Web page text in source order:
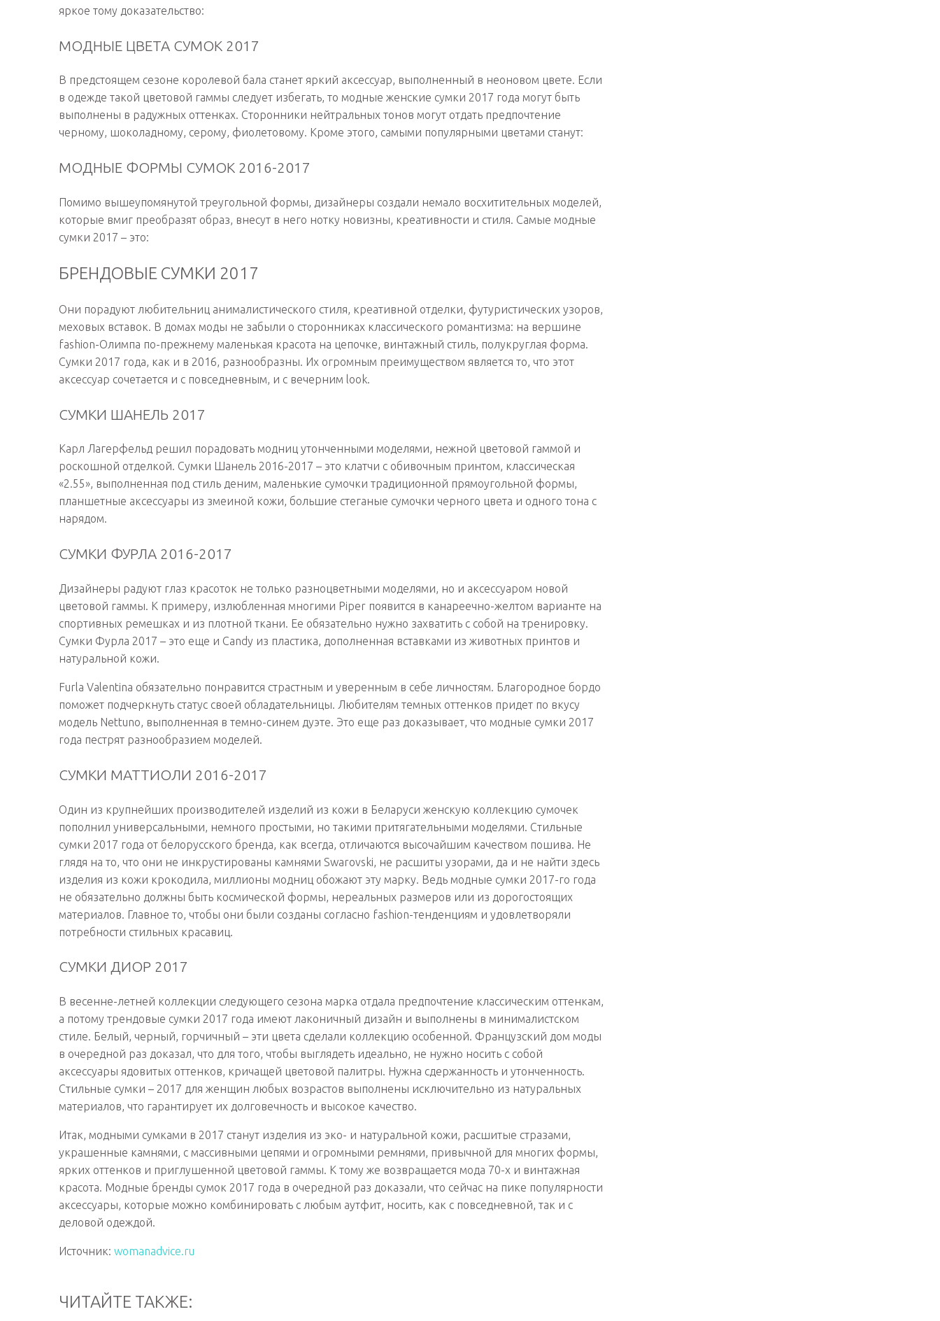
яркое тому доказательство:
МОДНЫЕ ЦВЕТА СУМОК 2017
В предстоящем сезоне королевой бала станет яркий аксессуар, выполненный в неоновом цвете. Если
в одежде такой цветовой гаммы следует избегать, то модные женские сумки 2017 года могут быть
выполнены в радужных оттенках. Сторонники нейтральных тонов могут отдать предпочтение
черному, шоколадному, серому, фиолетовому. Кроме этого, самыми популярными цветами станут:
МОДНЫЕ ФОРМЫ СУМОК 2016-2017
Помимо вышеупомянутой треугольной формы, дизайнеры создали немало восхитительных моделей,
которые вмиг преобразят образ, внесут в него нотку новизны, креативности и стиля. Самые модные
сумки 2017 – это:
БРЕНДОВЫЕ СУМКИ 2017
Они порадуют любительниц анималистического стиля, креативной отделки, футуристических узоров,
меховых вставок. В домах моды не забыли о сторонниках классического романтизма: на вершине
fashion-Олимпа по-прежнему маленькая красота на цепочке, винтажный стиль, полукруглая форма.
Сумки 2017 года, как и в 2016, разнообразны. Их огромным преимуществом является то, что этот
аксессуар сочетается и с повседневным, и с вечерним look.
СУМКИ ШАНЕЛЬ 2017
Карл Лагерфельд решил порадовать модниц утонченными моделями, нежной цветовой гаммой и
роскошной отделкой. Сумки Шанель 2016-2017 – это клатчи с обивочным принтом, классическая
«2.55», выполненная под стиль деним, маленькие сумочки традиционной прямоугольной формы,
планшетные аксессуары из змеиной кожи, большие стеганые сумочки черного цвета и одного тона с
нарядом.
СУМКИ ФУРЛА 2016-2017
Дизайнеры радуют глаз красоток не только разноцветными моделями, но и аксессуаром новой
цветовой гаммы. К примеру, излюбленная многими Piper появится в канареечно-желтом варианте на
спортивных ремешках и из плотной ткани. Ее обязательно нужно захватить с собой на тренировку.
Сумки Фурла 2017 – это еще и Candy из пластика, дополненная вставками из животных принтов и
натуральной кожи.
Furla Valentina обязательно понравится страстным и уверенным в себе личностям. Благородное бордо
поможет подчеркнуть статус своей обладательницы. Любителям темных оттенков придет по вкусу
модель Nettuno, выполненная в темно-синем дуэте. Это еще раз доказывает, что модные сумки 2017
года пестрят разнообразием моделей.
СУМКИ МАТТИОЛИ 2016-2017
Один из крупнейших производителей изделий из кожи в Беларуси женскую коллекцию сумочек
пополнил универсальными, немного простыми, но такими притягательными моделями. Стильные
сумки 2017 года от белорусского бренда, как всегда, отличаются высочайшим качеством пошива. Не
глядя на то, что они не инкрустированы камнями Swarovski, не расшиты узорами, да и не найти здесь
изделия из кожи крокодила, миллионы модниц обожают эту марку. Ведь модные сумки 2017-го года
не обязательно должны быть космической формы, нереальных размеров или из дорогостоящих
материалов. Главное то, чтобы они были созданы согласно fashion-тенденциям и удовлетворяли
потребности стильных красавиц.
СУМКИ ДИОР 2017
В весенне-летней коллекции следующего сезона марка отдала предпочтение классическим оттенкам,
а потому трендовые сумки 2017 года имеют лаконичный дизайн и выполнены в минималистском
стиле. Белый, черный, горчичный – эти цвета сделали коллекцию особенной. Французский дом моды
в очередной раз доказал, что для того, чтобы выглядеть идеально, не нужно носить с собой
аксессуары ядовитых оттенков, кричащей цветовой палитры. Нужна сдержанность и утонченность.
Стильные сумки – 2017 для женщин любых возрастов выполнены исключительно из натуральных
материалов, что гарантирует их долговечность и высокое качество.
Итак, модными сумками в 2017 станут изделия из эко- и натуральной кожи, расшитые стразами,
украшенные камнями, с массивными цепями и огромными ремнями, привычной для многих формы,
ярких оттенков и приглушенной цветовой гаммы. К тому же возвращается мода 70-х и винтажная
красота. Модные бренды сумок 2017 года в очередной раз доказали, что сейчас на пике популярности
аксессуары, которые можно комбинировать с любым аутфит, носить, как с повседневной, так и с
деловой одеждой.
Источник: womanadvice.ru
ЧИТАЙТЕ ТАКЖЕ: